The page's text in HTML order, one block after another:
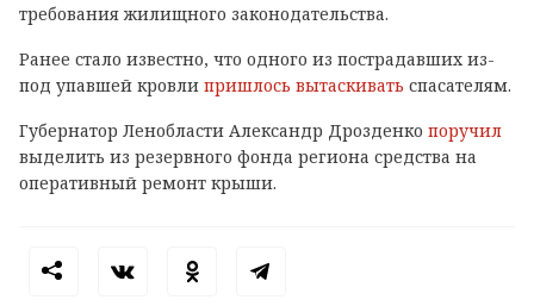
требования жилищного законодательства.
Ранее стало известно, что одного из пострадавших из-
под упавшей кровли пришлось вытаскивать спасателям.
Губернатор Ленобласти Александр Дрозденко поручил
выделить из резервного фонда региона средства на
оперативный ремонт крыши.